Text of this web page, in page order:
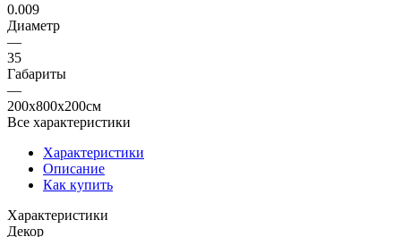
0.009
Диаметр
—
35
Габариты
—
200x800x200см
Все характеристики
Характеристики
Описание
Как купить
Характеристики
Декор